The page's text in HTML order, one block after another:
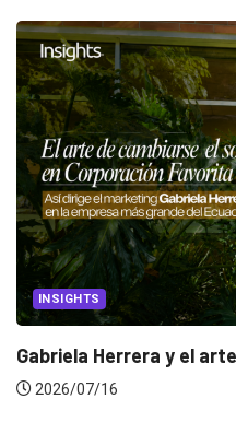
INSIGHTS
Gabriela Herrera y el
2026/07/16